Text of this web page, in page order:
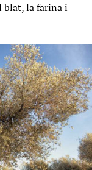
blat, la farina i